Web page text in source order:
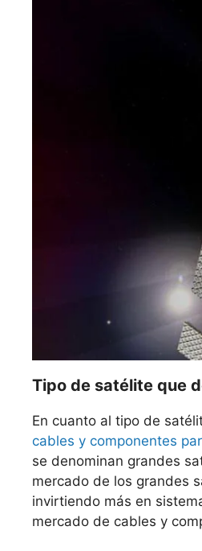
Tipo de satélite que
En cuanto al tipo de
cables y componentes
se denominan grandes
mercado de los grandes
invirtiendo más en
mercado de cables y